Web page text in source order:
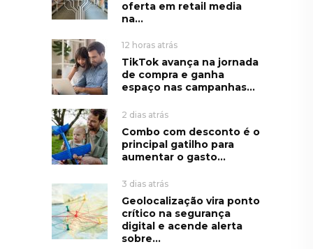
oferta em retail media
na...
12 horas atrás
TikTok avança na jornada
de compra e ganha
espaço nas campanhas...
2 dias atrás
Combo com desconto é o
principal gatilho para
aumentar o gasto...
3 dias atrás
Geolocalização vira ponto
crítico na segurança
digital e acende alerta
sobre...